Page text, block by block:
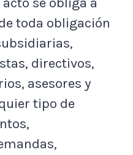
toda obligación
directivos,
asesores y
tipo de